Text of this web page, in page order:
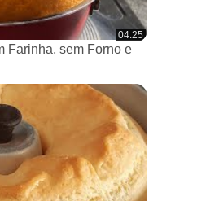
04:25
Farinha, sem Forno e